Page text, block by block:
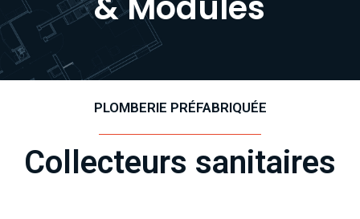
PLOMBERIE PRÉFABRIQUÉE
Collecteurs sanitaires